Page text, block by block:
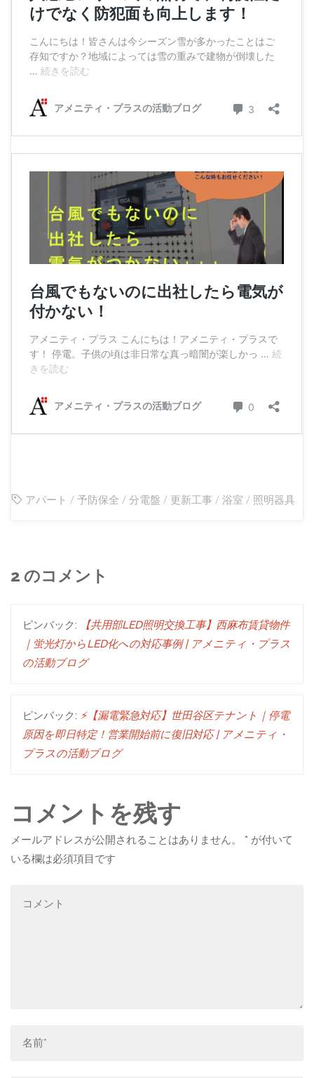
アパート / 予防保全 / 分電盤 / 更新工事/ 浴室 / 照明器具
2 のコメント
ピンバック:
【共用部LED照明交換工事】西麻布賃貸物件
｜蛍光灯からLED化への対応事例 | アメニティ・プラス
の活動ブログ
ピンバック: ⚡【漏電緊急対応】世田谷区テナント｜停電
原因を即日特定！営業開始前に復旧対応 | アメニティ・
プラスの活動ブログ
コメントを残す
メールアドレスが公開されることはありません。 * が付いて
いる欄は必須項目です